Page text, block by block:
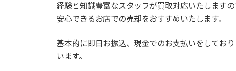
経験と知識豊富なスタッフが買取対応いたします
安心できるお店での売却をおすすめいたします。
基本的に即日お振込、現金でのお支払いをしてお
います。